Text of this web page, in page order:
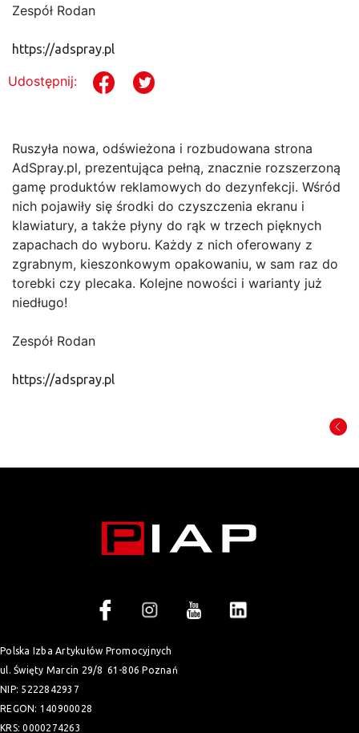
Zespół Rodan
https://adspray.pl
Udostępnij:
Ruszyła nowa, odświeżona i rozbudowana strona
AdSpray.pl, prezentująca pełną, znacznie rozszerzoną
gamę produktów reklamowych do dezynfekcji. Wśród
nich pojawiły się środki do czyszczenia ekranu i
klawiatury, a także płyny do rąk w trzech pięknych
zapachach do wyboru. Każdy z nich oferowany z
zgrabnym, kieszonkowym opakowaniu, w sam raz do
torebki czy plecaka. Kolejne nowości i warianty już
niedługo!
Zespół Rodan
https://adspray.pl
Polska Izba Artykułów Promocyjnych
ul. Święty Marcin 29/8 61-806 Poznań
NIP: 5222842937
REGON: 140900028
KRS: 0000274263